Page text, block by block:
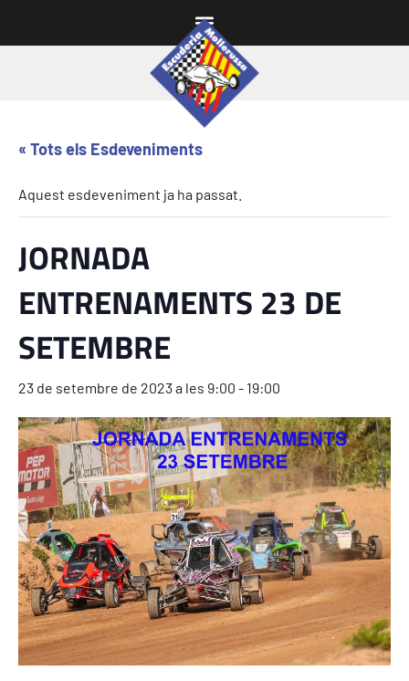
« Tots els Esdeveniments
Aquest esdeveniment ja ha passat.
JORNADA
ENTRENAMENTS 23 DE
SETEMBRE
23 de setembre de 2023 a les 9:00 - 19:00